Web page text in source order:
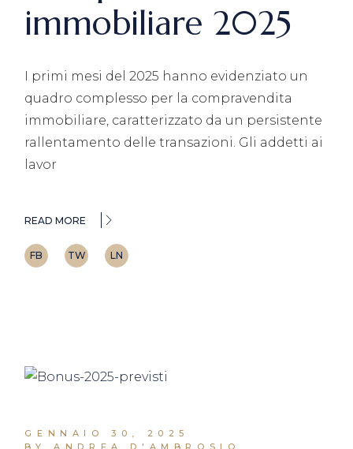
immobiliare 2025
I primi mesi del 2025 hanno evidenziato un
quadro complesso per la compravendita
immobiliare, caratterizzato da un persistente
rallentamento delle transazioni. Gli addetti ai
lavor
READ MORE
FB TW LN
GENNAIO 30, 2025
BY ANDREA D'AMBROSIO